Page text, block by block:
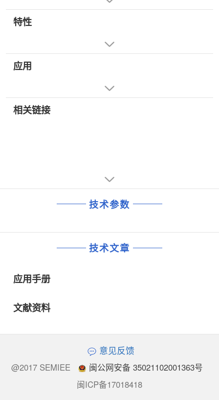
特性
应用
相关链接
技术参数
技术文章
应用手册
文献资料
意见反馈
@2017 SEMIEE
闽公网安备 35021102001363号
闽ICP备17018418